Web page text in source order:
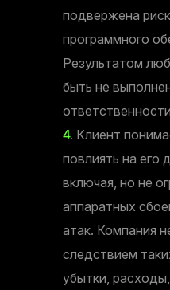
подвержена
программного
Результатом
быть не
4. Клиент
повлиять на его
включая, но не
аппаратных
атак. Компания
следствием
убытки,